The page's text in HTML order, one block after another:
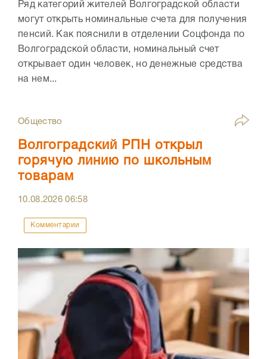
Ряд категорий жителей Волгоградской области
могут открыть номинальные счета для получения
пенсий. Как пояснили в отделении Соцфонда по
Волгоградской области, номинальный счет
открывает один человек, но денежные средства
на нем...
Общество
Волгоградский РПН открыл
горячую линию по школьным
товарам
10.08.202606:58
Комментарии